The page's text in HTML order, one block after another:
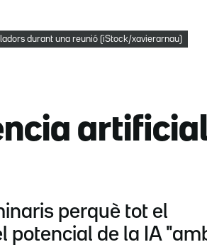
durant una reunió (iStock/xavierarnau)
artificial
perquè tot el
potencial de la IA